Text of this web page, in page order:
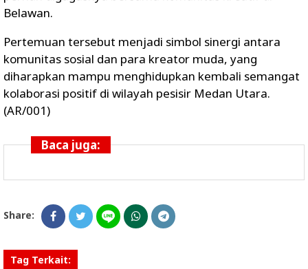
Belawan.
Pertemuan tersebut menjadi simbol sinergi antara
komunitas sosial dan para kreator muda, yang
diharapkan mampu menghidupkan kembali semangat
kolaborasi positif di wilayah pesisir Medan Utara.
(AR/001)
Baca juga:
Share:
Tag Terkait: